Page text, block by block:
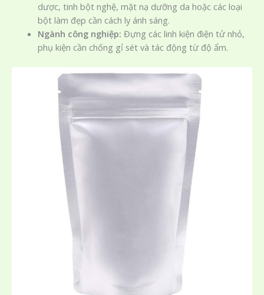
dược, tinh bột nghệ, mặt nạ dưỡng da hoặc các loại
bột làm đẹp cần cách ly ánh sáng.
Ngành công nghiệp: Đựng các linh kiện điện tử nhỏ,
phụ kiện cần chống gỉ sét và tác động từ độ ẩm.